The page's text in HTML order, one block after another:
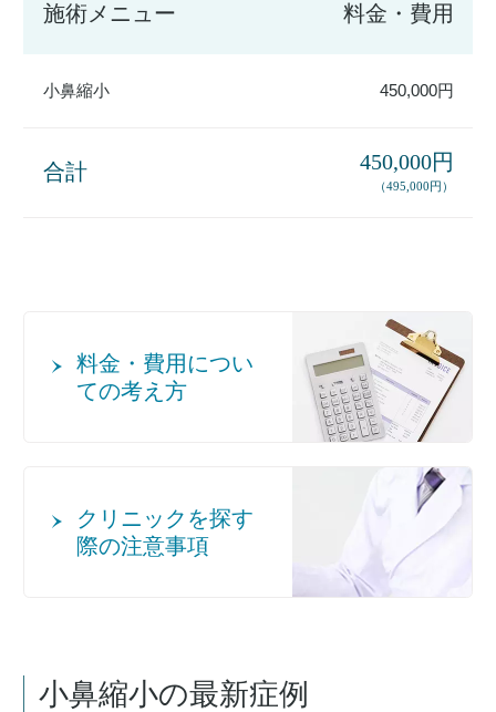
施術メニュー 料金・費用
小鼻縮小 450,000円
合計 450,000円
（495,000円）
料金・費用につい
ての考え方
クリニックを探す
際の注意事項
小鼻縮小の最新症例